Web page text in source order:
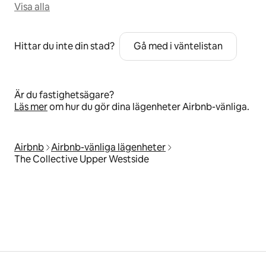
Visa alla
Hittar du inte din stad? Gå med i väntelistan
Är du fastighetsägare?
Läs merom hur du gör dina lägenheter Airbnb-vänliga.
Airbnb Airbnb-vänliga lägenheter
The Collective Upper Westside